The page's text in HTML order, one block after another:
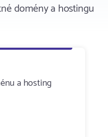
domény a hostingu
a hosting